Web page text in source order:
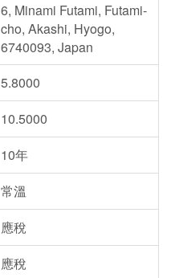
6, Minami Futami, Futami-
cho, Akashi, Hyogo,
6740093, Japan
5.8000
10.5000
10年
常溫
應稅
應稅